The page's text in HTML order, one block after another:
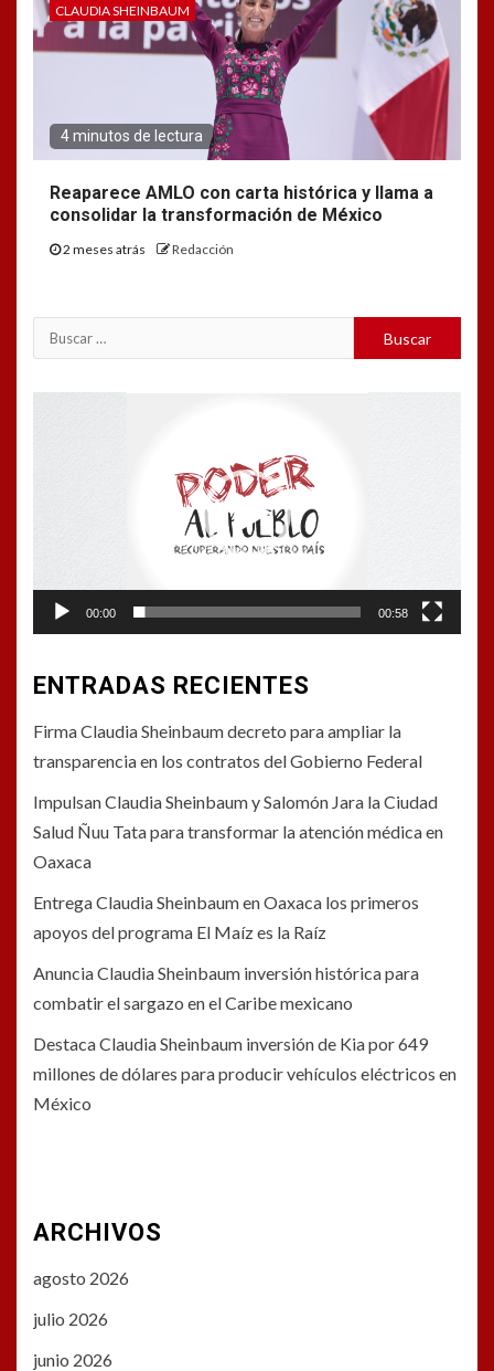
CLAUDIA SHEINBAUM
4 minutos de lectura
Reaparece AMLO con carta histórica y llama a
consolidar la transformación de México
2 meses atrás Redacción
Buscar:
00:00 00:58
ENTRADAS RECIENTES
Firma Claudia Sheinbaum decreto para ampliar la
transparencia en los contratos del Gobierno Federal
Impulsan Claudia Sheinbaum y Salomón Jara la Ciudad
Salud Ñuu Tata para transformar la atención médica en
Oaxaca
Entrega Claudia Sheinbaum en Oaxaca los primeros
apoyos del programa El Maíz es la Raíz
Anuncia Claudia Sheinbaum inversión histórica para
combatir el sargazo en el Caribe mexicano
Destaca Claudia Sheinbaum inversión de Kia por 649
millones de dólares para producir vehículos eléctricos en
México
ARCHIVOS
agosto 2026
julio 2026
junio 2026